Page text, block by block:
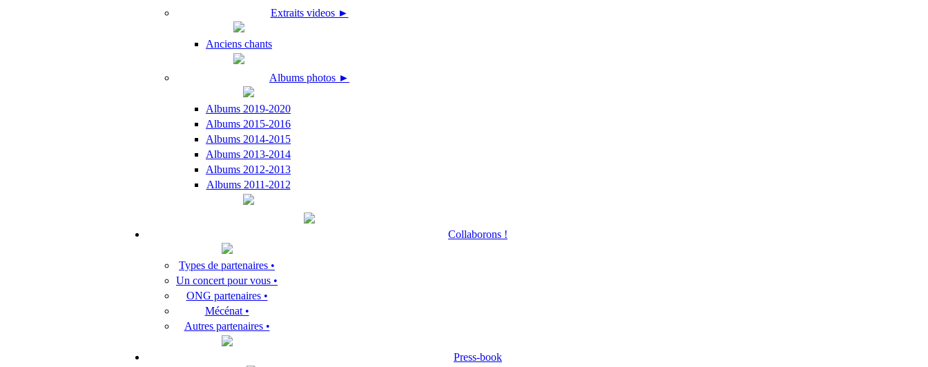
Extraits videos ►
Anciens chants
Albums photos ►
Albums 2019-2020
Albums 2015-2016
Albums 2014-2015
Albums 2013-2014
Albums 2012-2013
Albums 2011-2012
Collaborons !
Types de partenaires •
Un concert pour vous •
ONG partenaires •
Mécénat •
Autres partenaires •
Press-book